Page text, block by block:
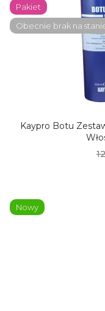
Kaypro Botu
Pakiet
Obecnie brak na
Nowy